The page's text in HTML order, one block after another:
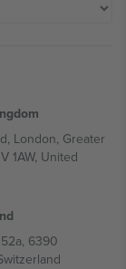
London, Greater
1AW, United
6390